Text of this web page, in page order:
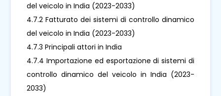
del veicolo in India (2023-2033)
4.7.2 Fatturato dei sistemi di controllo dinamico
del veicolo in India (2023-2033)
4.7.3 Principali attori in India
4.7.4 Importazione ed esportazione di sistemi di
controllo dinamico del veicolo in India (2023-
2033)